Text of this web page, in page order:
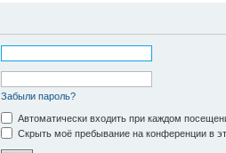
Забыли пароль?
Автоматически входить при каждом
Скрыть моё пребывание на конференции в